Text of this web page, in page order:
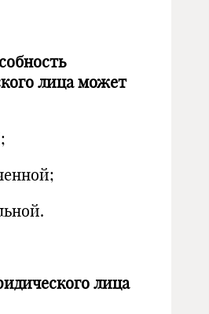
лица может
лица